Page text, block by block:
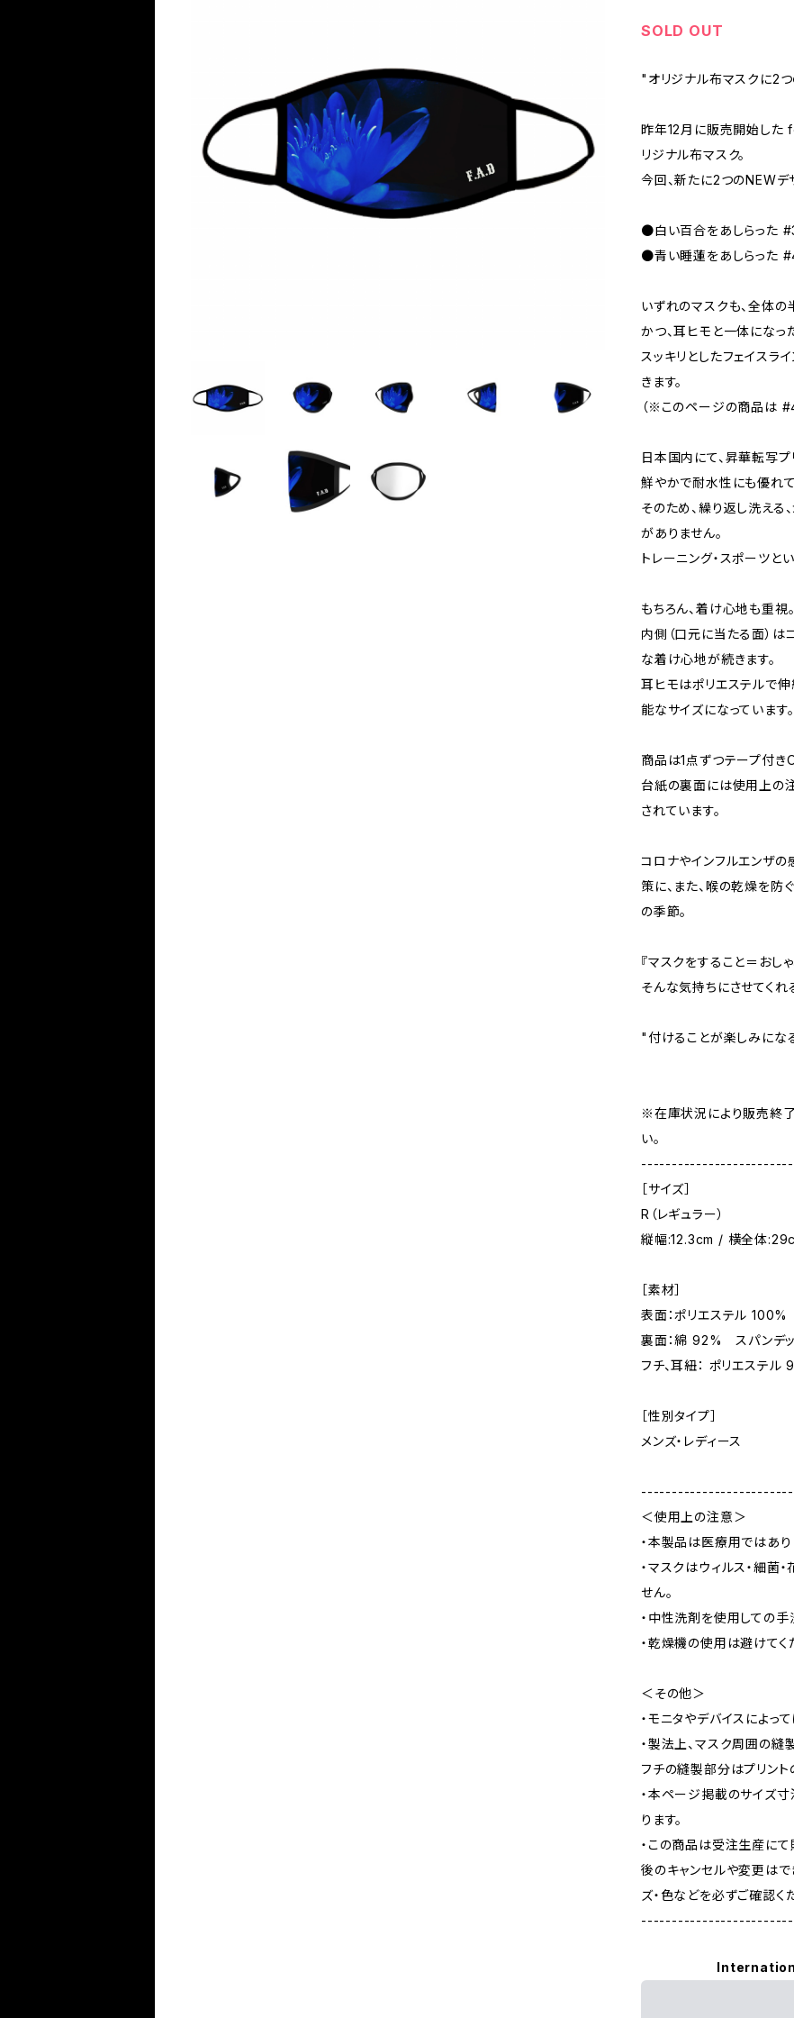
SOLD OUT
"オリジナル布マスクに2つ
昨年12月に販売開始し
リジナル布マスク。
今回、新たに2つのNEWデ
●白い百合をあしらった
●青い睡蓮をあしらった
いずれのマスクも、全体の
かつ、耳ヒモと一体になっ
スッキリとしたフェイスラ
きます。
（※このページの商品は
日本国内にて、昇華転写プ
鮮やかで耐水性にも優れて
そのため、繰り返し洗える
がありません。
トレーニング・スポーツと
もちろん、着け心地も重視。
内側（口元に当たる面）
な着け心地が続きます。
耳ヒモはポリエステルで
能なサイズになっています。
商品は1点ずつテープ付き
台紙の裏面には使用上の
されています。
コロナやインフルエンザ
策に、また、喉の乾燥を防
の季節。
『マスクをすること＝おし
そんな気持ちにさせてくれ
"付けることが楽しみにな
※在庫状況により販売終了
い。
-------------------------
［サイズ］
R（レギュラー）
縦幅:12.3cm / 横全体
［素材］
表面：ポリエステル 100%
裏面：綿 92% スパンデ
フチ、耳紐： ポリエステ
［性別タイプ］
メンズ・レディース
-------------------------
＜使用上の注意＞
・本製品は医療用ではあり
・マスクはウィルス・細菌
せん。
・中性洗剤を使用しての手
・乾燥機の使用は避けてく
＜その他＞
・モニタやデバイスによっ
・製法上、マスク周囲の縫
フチの縫製部分はプリン
・本ページ掲載のサイズ
ります。
・この商品は受注生産にて
後のキャンセルや変更はで
ズ・色などを必ずご確認く
-------------------------